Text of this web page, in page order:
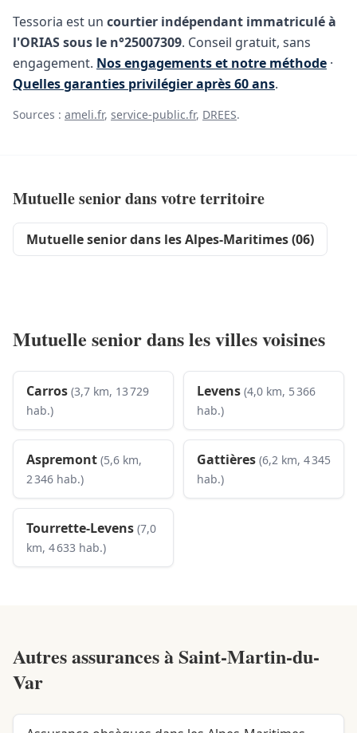
Tessoria est un courtier indépendant immatriculé à
l'ORIAS sous le n°25007309. Conseil gratuit, sans
engagement. Nos engagements et notre méthode ·
Quelles garanties privilégier après 60 ans.
Sources : ameli.fr, service-public.fr, DREES.
Mutuelle senior dans votre territoire
Mutuelle senior dans les Alpes-Maritimes (06)
Mutuelle senior dans les villes voisines
Carros (3,7 km, 13 729
hab.)
Levens (4,0 km, 5 366
hab.)
Aspremont (5,6 km,
2 346 hab.)
Gattières (6,2 km, 4 345
hab.)
Tourrette-Levens (7,0
km, 4 633 hab.)
Autres assurances àSaint-Martin-du-
Var